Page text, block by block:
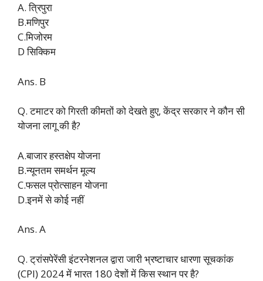
A. त्रिपुरा
B.मणिपुर
C.मिजोरम
D सिक्किम
Ans. B
Q. टमाटर को गिरती कीमतों को देखते हुए, केंद्र सरकार ने कौन सी
योजना लागू की है?
A.बाजार हस्तक्षेप योजना
B.न्यूनतम समर्थन मूल्य
C.फसल प्रोत्साहन योजना
D.इनमें से कोई नहीं
Ans. A
Q. ट्रांसपेरेंसी इंटरनेशनल द्वारा जारी भ्रष्टाचार धारणा सूचकांक
(CPI) 2024 में भारत 180 देशों में किस स्थान पर है?